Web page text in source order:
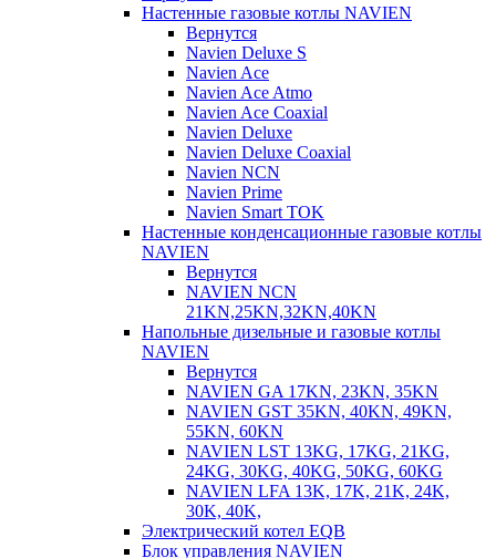
Настенные газовые котлы NAVIEN
Вернутся
Navien Deluxe S
Navien Ace
Navien Ace Atmo
Navien Ace Coaxial
Navien Deluxe
Navien Deluxe Coaxial
Navien NCN
Navien Prime
Navien Smart TOK
Настенные конденсационные газовые котлы
NAVIEN
Вернутся
NAVIEN NCN
21KN,25KN,32KN,40KN
Напольные дизельные и газовые котлы
NAVIEN
Вернутся
NAVIEN GA 17KN, 23KN, 35KN
NAVIEN GST 35KN, 40KN, 49KN,
55KN, 60KN
NAVIEN LST 13KG, 17KG, 21KG,
24KG, 30KG, 40KG, 50KG, 60KG
NAVIEN LFA 13K, 17K, 21K, 24K,
30K, 40K,
Электрический котел EQB
Блок управления NAVIEN